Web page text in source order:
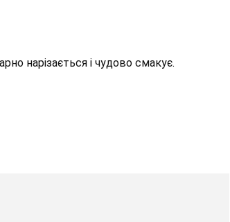
нарізається і чудово смакує.